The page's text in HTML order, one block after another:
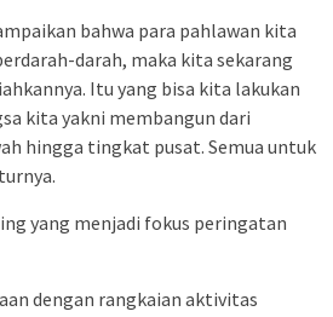
bahwa para pahlawan kita
darah, maka kita sekarang
Itu yang bisa kita lakukan
kita yakni membangun dari
hingga tingkat pusat. Semua untuk
yang menjadi fokus peringatan
dengan rangkaian aktivitas